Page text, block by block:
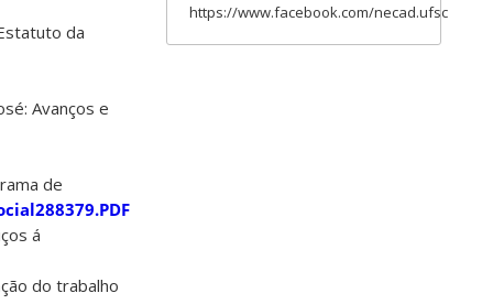
da
Avanços e
de
á
do trabalho
https://www.facebook.com/necad.ufsc